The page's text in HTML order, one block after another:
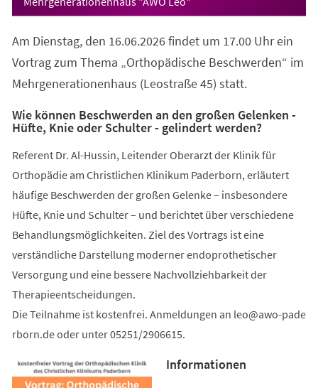
Am Dienstag, den 16.06.2026 findet um 17.00 Uhr ein
Vortrag zum Thema „Orthopädische Beschwerden“ im
Mehrgenerationenhaus (Leostraße 45) statt.
Wie können Beschwerden an den großen Gelenken -
Hüfte, Knie oder Schulter - gelindert werden?
Referent Dr. Al-Hussin, Leitender Oberarzt der Klinik für
Orthopädie am Christlichen Klinikum Paderborn, erläutert
häufige Beschwerden der großen Gelenke – insbesondere
Hüfte, Knie und Schulter – und berichtet über verschiedene
Behandlungsmöglichkeiten. Ziel des Vortrags ist eine
verständliche Darstellung moderner endoprothetischer
Versorgung und eine bessere Nachvollziehbarkeit der
Therapieentscheidungen.
Die Teilnahme ist kostenfrei. Anmeldungen an leo
awo-pade
rborn deoder unter 05251/2906615.
Informationen